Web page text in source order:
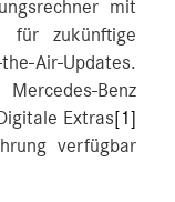
mit
für zukünftige
Air-Updates.
Extras[1]
verfügbar